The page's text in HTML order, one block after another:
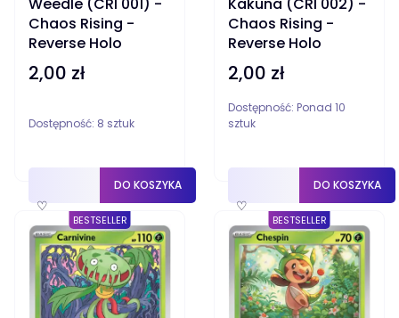
Weedle (CRI 001) -
Chaos Rising -
Reverse Holo
Cena
2,00 zł
Dostępność: 8 sztuk
♡
DO KOSZYKA
Kakuna (CRI 002) -
Chaos Rising -
Reverse Holo
Cena
2,00 zł
Dostępność: Ponad 10
sztuk
♡
DO KOSZYKA
BESTSELLER BESTSELLER